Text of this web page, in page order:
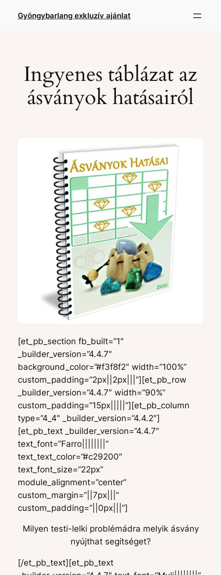
Gyöngybarlang exkluzív ajánlat
Ingyenes táblázat az
ásványok hatásairól
[et_pb_section fb_built=”1″
_builder_version=”4.4.7″
background_color=”#f3f8f2″ width=”100%”
custom_padding=”2px||2px|||”][et_pb_row
_builder_version=”4.4.7″ width=”90%”
custom_padding=”15px|||||”][et_pb_column
type=”4_4″ _builder_version=”4.4.2″]
[et_pb_text _builder_version=”4.4.7″
text_font=”Farro||||||||”
text_text_color=”#c29200″
text_font_size=”22px”
module_alignment=”center”
custom_margin=”||7px|||”
custom_padding=”||0px|||”]
Milyen testi-lelki problémádra melyik ásvány
nyújthat segítséget?
[/et_pb_text][et_pb_text